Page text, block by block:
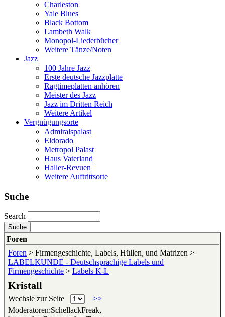
Charleston
Yale Blues
Black Bottom
Lambeth Walk
Monopol-Liederbücher
Weitere Tänze/Noten
Jazz
100 Jahre Jazz
Erste deutsche Jazzplatte
Ragtimeplatten anhören
Meister des Jazz
Jazz im Dritten Reich
Weitere Artikel
Vergnügungsorte
Admiralspalast
Eldorado
Metropol Palast
Haus Vaterland
Haller-Revuen
Weitere Auftrittsorte
Suche
Search
Foren
Foren > Firmengeschichte, Labels, Hüllen, und Matrizen >
LABELKUNDE - Deutschsprachige Labels und
Firmengeschichte > Labels K-L
Kristall
Wechsle zur Seite
>>
Moderatoren:SchellackFreak,